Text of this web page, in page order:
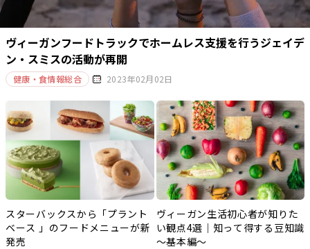
ヴィーガンフードトラックでホームレス支援を行うジェイデ
ン・スミスの活動が再開
健康・食情報総合 2023年02月02日
スターバックスから「プラント
ベース 」のフードメニューが新
発売
ヴィーガン生活初心者が知りた
い観点4選｜知って得する豆知識
～基本編～